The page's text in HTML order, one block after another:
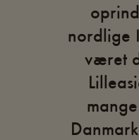
nordlige
været